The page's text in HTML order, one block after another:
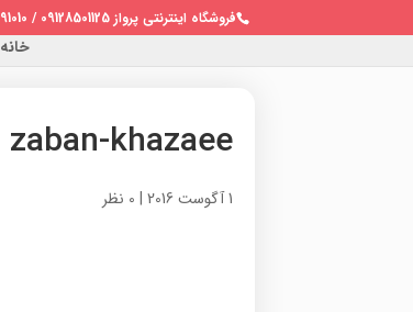
فروشگاه اینترنتی پرواز 09128501125 / 02122691010
خانه
zaban-khazaee
1 آگوست 2016 | 0 نظر